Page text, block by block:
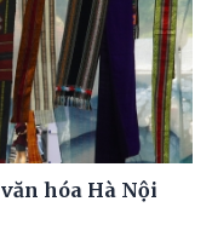
hóa Hà Nội